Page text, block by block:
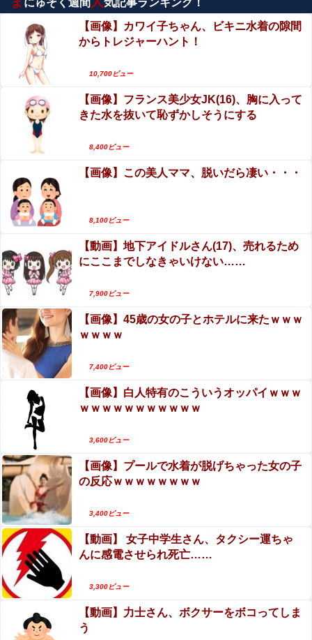
【衝撃映像】日本のタクシー運転手同士の路上喧
嘩、ヤクザのようだと海外で話題に
エロ漫画『黒髪女子をとにかく愛でたい』をraw
てしまう。
～』をrawやhitomiを使わずに無料で読む方法│月
【第4弾】FANZA「50％OFFキャンペーン」開
催！遂に明日10時まで！まだ間に合う注目作品は
こちら！！！
女子プロレスラーさん、地上波番組で胸元ぱっく
にゅそく週間
気記事ランキング！
【画像】カワイ子ちゃん、ビキニ水着の隙間
からトレジャーハント！
10,700ビュー
【画像】フランス美少女JK(16)、胸に入って
きた水を抜いて恥ずかしそうにする
8,400ビュー
【画像】この美人ママ、脱いだら凄い・・・
8,100ビュー
【動画】地下アイドルさん(17)、売れるため
にここまでしなきゃいけない……
7,900ビュー
【画像】45歳の女の子とホテルに来たｗｗｗ
ｗｗｗｗ
7,400ビュー
【画像】白人特有のこういうオッパイｗｗｗ
ｗｗｗｗｗｗｗｗｗｗｗ
3,600ビュー
【画像】プールで水着が脱げちゃった女の子
の反応ｗｗｗｗｗｗｗｗ
3,400ビュー
【動画】 女子中学生さん、タクシー運ちゃ
んに感電させられ死亡……
3,300ビュー
【動画】力士さん、ボクサーをボコってしま
う